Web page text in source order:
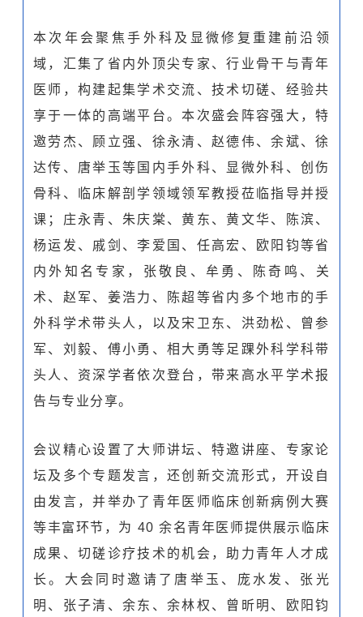
本次年会聚焦手外科及显微修复重建前沿领
域，汇集了省内外顶尖专家、行业骨干与青年
医师，构建起集学术交流、技术切磋、经验共
享于一体的高端平台。本次盛会阵容强大，特
邀劳杰、顾立强、徐永清、赵德伟、余斌、徐
达传、唐举玉等国内手外科、显微外科、创伤
骨科、临床解剖学领域领军教授莅临指导并授
课；庄永青、朱庆棠、黄东、黄文华、陈滨、
杨运发、戚剑、李爱国、任高宏、欧阳钧等省
内外知名专家，张敬良、牟勇、陈奇鸣、关
术、赵军、姜浩力、陈超等省内多个地市的手
外科学术带头人，以及宋卫东、洪劲松、曾参
军、刘毅、傅小勇、相大勇等足踝外科学科带
头人、资深学者依次登台，带来高水平学术报
告与专业分享。
会议精心设置了大师讲坛、特邀讲座、专家论
坛及多个专题发言，还创新交流形式，开设自
由发言，并举办了青年医师临床创新病例大赛
等丰富环节，为 40 余名青年医师提供展示临床
成果、切磋诊疗技术的机会，助力青年人才成
长。大会同时邀请了唐举玉、庞水发、张光
明、张子清、余东、余林权、曾昕明、欧阳钧